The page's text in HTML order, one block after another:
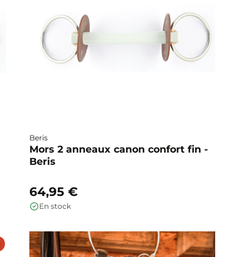
Beris
Mors 2 anneaux canon confort fin -
Beris
64,95 €
En stock